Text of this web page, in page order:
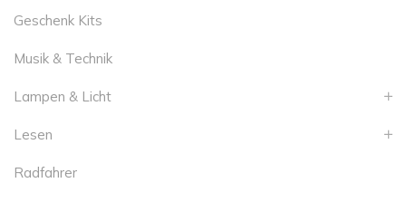
Geschenk Kits
Musik & Technik
Lampen & Licht
Lesen
Radfahrer